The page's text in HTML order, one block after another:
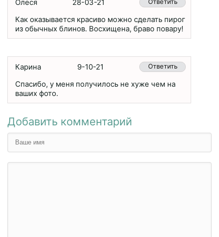
Олеся 28-03-21
Как оказывается красиво можно сделать пирог
из обычных блинов. Восхищена, браво повару!
Карина 9-10-21 Ответить
Спасибо, у меня получилось не хуже чем на
ваших фото.
Добавить комментарий